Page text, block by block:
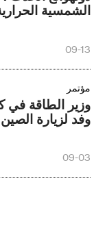
الشمسية الحرارية
09-13
مؤتمر
وزير الطاقة في
وفد لزيارة الصين
09-03